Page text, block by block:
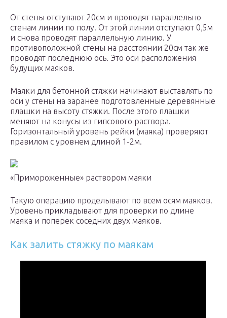
От стены отступают 20см и проводят параллельно
стенам линии по полу. От этой линии отступают 0,5м
и снова проводят параллельную линию. У
противоположной стены на расстоянии 20см так же
проводят последнюю ось. Это оси расположения
будущих маяков.
Маяки для бетонной стяжки начинают выставлять по
оси у стены на заранее подготовленные деревянные
плашки на высоту стяжки. После этого плашки
меняют на конусы из гипсового раствора.
Горизонтальный уровень рейки (маяка) проверяют
правилом с уровнем длиной 1-2м.
«Примороженные» раствором маяки
Такую операцию проделывают по всем осям маяков.
Уровень прикладывают для проверки по длине
маяка и поперек соседних двух маяков.
Как залить стяжку по маякам